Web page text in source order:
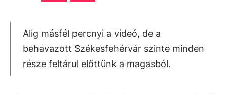
Alig másfél percnyi a videó, de a
behavazott Székesfehérvár szinte minden
része feltárul előttünk a magasból.